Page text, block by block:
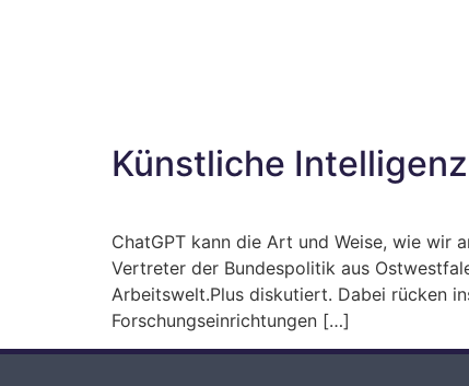
Künstliche
ChatGPT kann die Art und Weise, wie wir
Vertreter der Bundespolitik aus
Arbeitswelt.Plus diskutiert. Dabei rücken
Forschungseinrichtungen […]